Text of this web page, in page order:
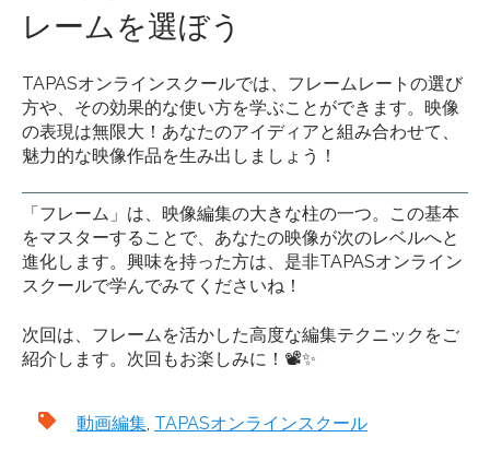
レームを選ぼう
TAPASオンラインスクールでは、フレームレートの選び
方や、その効果的な使い方を学ぶことができます。映像
の表現は無限大！あなたのアイディアと組み合わせて、
魅力的な映像作品を生み出しましょう！
「フレーム」は、映像編集の大きな柱の一つ。この基本
をマスターすることで、あなたの映像が次のレベルへと
進化します。興味を持った方は、是非TAPASオンライン
スクールで学んでみてくださいね！
次回は、フレームを活かした高度な編集テクニックをご
紹介します。次回もお楽しみに！📽️✨
動画編集, TAPASオンラインスクール